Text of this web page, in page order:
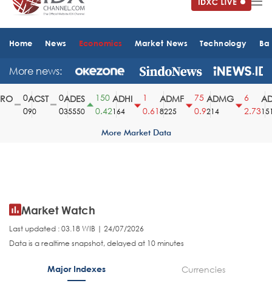
Home News Economics Market News Technology
More news:
ACST
90
ADES
35550
150
0.42
ADHI
164
0.61
ADMF
8225
75
0.9
ADMG
214
2.731510
More Market Data
Market Watch
Last updated : 03.18 WIB | 24/07/2026
Data is a realtime snapshot, delayed at 10 minutes
Major Indexes Currencies